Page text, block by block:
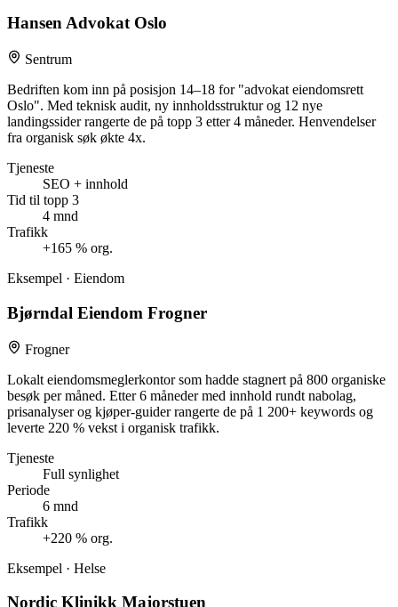
Hansen Advokat Oslo
Sentrum
Bedriften kom inn på posisjon 14–18 for "advokat eiendomsrett
Oslo". Med teknisk audit, ny innholdsstruktur og 12 nye
landingssider rangerte de på topp 3 etter 4 måneder. Henvendelser
fra organisk søk økte 4x.
Tjeneste
SEO + innhold
Tid til topp 3
4 mnd
Trafikk
+165 % org.
Eksempel · Eiendom
Bjørndal Eiendom Frogner
Frogner
Lokalt eiendomsmeglerkontor som hadde stagnert på 800 organiske
besøk per måned. Etter 6 måneder med innhold rundt nabolag,
prisanalyser og kjøper-guider rangerte de på 1 200+ keywords og
leverte 220 % vekst i organisk trafikk.
Tjeneste
Full synlighet
Periode
6 mnd
Trafikk
+220 % org.
Eksempel · Helse
Nordic Klinikk Majorstuen